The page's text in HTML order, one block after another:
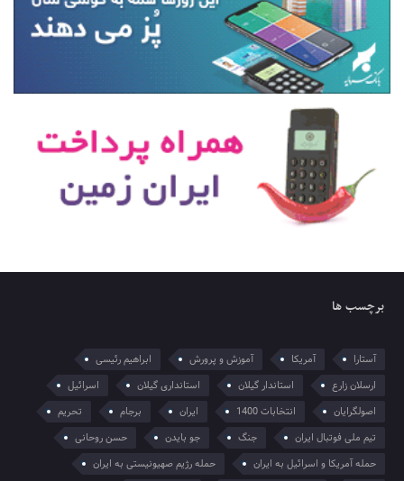
برچسب ها
آستارا آمریکا آموزش و پرورش
ابراهیم رئیسی
ارسلان زارع
استاندار گیلان استانداری گیلان
اسرائیل
اصولگرایان
انتخابات 1400 ایران برجام
تحریم
تیم ملی فوتبال ایران
جنگ جو بایدن
حسن روحانی
حمله آمریکا و اسرائیل به ایران
حمله رژیم صهیونیستی به ایران